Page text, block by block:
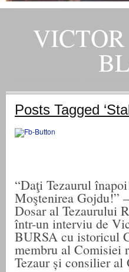
Posts Tagged
“Daţi Tezaurul
Moştenirea Gojdu!”
Dosar al Tezaurului
într-un interviu de
BURSA cu istoricul
membru al Comisiei
Tezaur și consilier